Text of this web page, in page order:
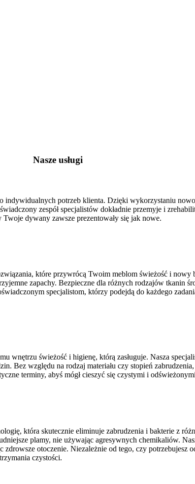
Nasze usługi
indywidualnych potrzeb klienta. Dzięki wykorzystaniu
zespół specjalistów dokładnie przemyje i
dywany zawsze prezentowały się jak nowe.
które przywrócą Twoim meblom świeżość i
zapachy. Bezpieczne dla różnych rodzajów tkanin
specjalistom, którzy podejdą do każdego
wnętrzu świeżość i higienę, którą zasługuje. Nasza
Bez względu na rodzaj materiału czy stopień
terminy, abyś mógł cieszyć się czystymi i
która skutecznie eliminuje zabrudzenia i bakterie z
plamy, nie używając agresywnych chemikaliów.
otoczenie. Niezależnie od tego, czy potrzebujesz
czystości.